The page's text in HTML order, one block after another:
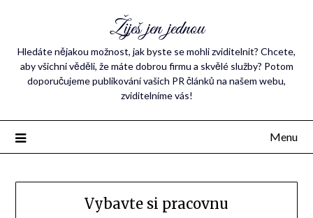
Žiješ jen jednou
Hledáte nějakou možnost, jak byste se mohli zviditelnit? Chcete,
aby všichni věděli, že máte dobrou firmu a skvělé služby? Potom
doporučujeme publikování vašich PR článků na našem webu,
zviditelníme vás!
Menu
Vybavte si pracovnu